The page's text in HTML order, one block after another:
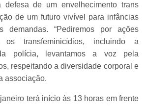
defesa de um envelhecimento trans
de um futuro vivível para infâncias
demandas. “Pediremos por ações
os transfeminicídios, incluindo a
polícia, levantamos a voz pela
respeitando a diversidade corporal e
associação.
terá início às 13 horas em frente